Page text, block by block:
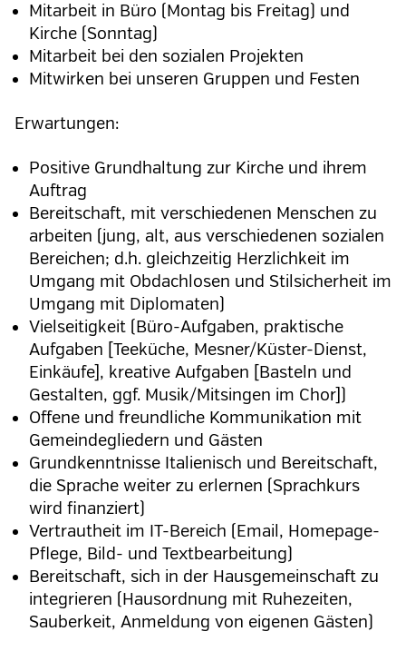
Mitarbeit in Büro (Montag bis Freitag) und
Kirche (Sonntag)
Mitarbeit bei den sozialen Projekten
Mitwirken bei unseren Gruppen und Festen
Erwartungen:
Positive Grundhaltung zur Kirche und ihrem
Auftrag
Bereitschaft, mit verschiedenen Menschen zu
arbeiten (jung, alt, aus verschiedenen sozialen
Bereichen; d.h. gleichzeitig Herzlichkeit im
Umgang mit Obdachlosen und Stilsicherheit im
Umgang mit Diplomaten)
Vielseitigkeit (Büro-Aufgaben, praktische
Aufgaben [Teeküche, Mesner/Küster-Dienst,
Einkäufe], kreative Aufgaben [Basteln und
Gestalten, ggf. Musik/Mitsingen im Chor])
Offene und freundliche Kommunikation mit
Gemeindegliedern und Gästen
Grundkenntnisse Italienisch und Bereitschaft,
die Sprache weiter zu erlernen (Sprachkurs
wird finanziert)
Vertrautheit im IT-Bereich (Email, Homepage-
Pflege, Bild- und Textbearbeitung)
Bereitschaft, sich in der Hausgemeinschaft zu
integrieren (Hausordnung mit Ruhezeiten,
Sauberkeit, Anmeldung von eigenen Gästen)